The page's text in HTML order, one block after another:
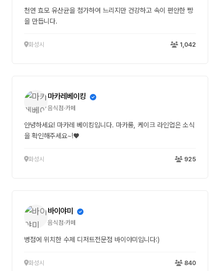
천연 효모 유산균을 첨가하여 느리지만 건강하고 속이 편안한 빵
을 만듭니다.
화성시 1,042
마카레베이킹
음식점·카페
안녕하세요! 마카레 베이킹입니다. 마카롱, 케이크 라인업은 소식
을 확인해주세요~!♥
화성시 925
바이야미
음식점·카페
병점에 위치한 수제 디저트전문점 바이야미입니다:)
화성시 840